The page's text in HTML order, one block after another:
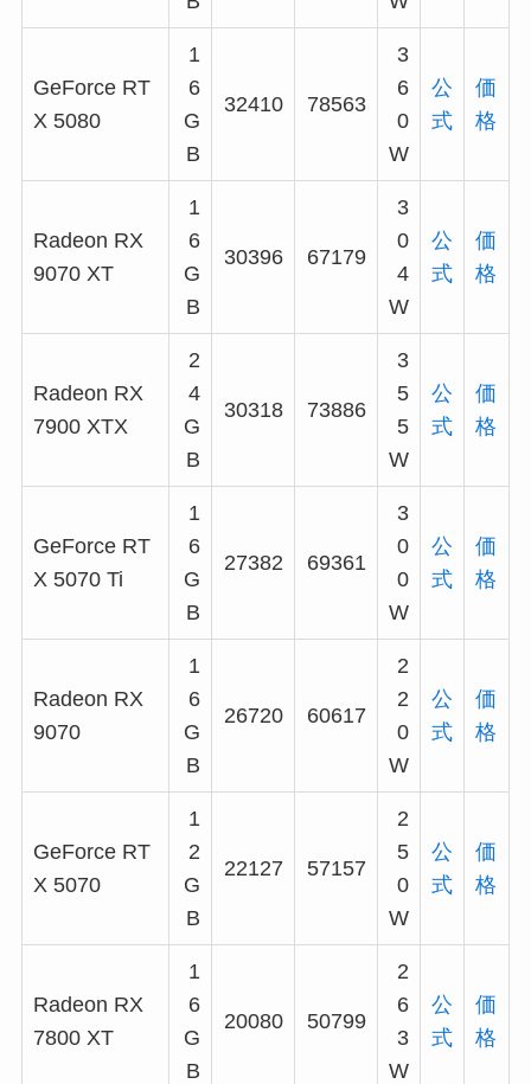
GeForce RT
X 5080
1
6
G
B
32410 78563
3
6
0
W
公
式
価
格
Radeon RX
9070 XT
1
6
G
B
30396 67179
3
0
4
W
公
式
価
格
Radeon RX
7900 XTX
2
4
G
B
30318 73886
3
5
5
W
公
式
価
格
GeForce RT
X 5070 Ti
1
6
G
B
27382 69361
3
0
0
W
公
式
価
格
Radeon RX
9070
1
6
G
B
26720 60617
2
2
0
W
公
式
価
格
GeForce RT
X 5070
1
2
G
B
22127 57157
2
5
0
W
公
式
価
格
Radeon RX
7800 XT
1
6
G
B
20080 50799
2
6
3
W
公
式
価
格